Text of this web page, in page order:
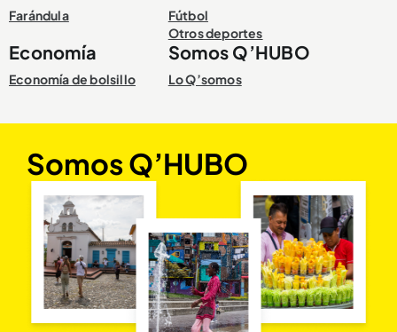
Farándula
Fútbol
Otros deportes
Economía
Economía de bolsillo
Somos Q’HUBO
Lo Q’somos
Somos Q’HUBO